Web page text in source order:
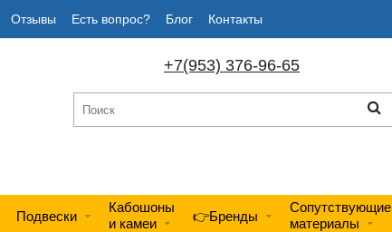
Отзывы Есть вопрос? Блог Контакты
+7(953) 376-96-65
Подвески
Кабошоны
и камеи
👉Бренды
Сопутствующие
материалы